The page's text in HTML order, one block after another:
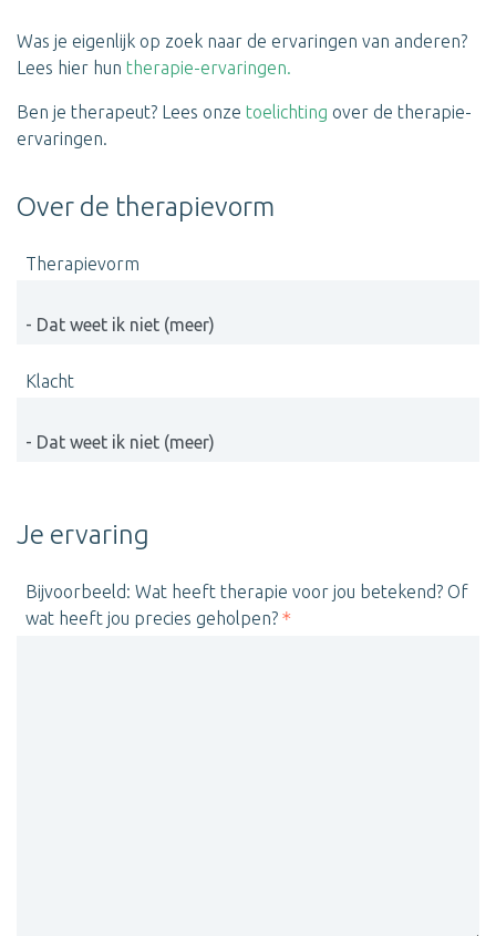
Was je eigenlijk op zoek naar de ervaringen van anderen?
Lees hier hun therapie-ervaringen.
Ben je therapeut? Lees onze toelichting over de therapie-
ervaringen.
Over de therapievorm
Therapievorm
Klacht
Je ervaring
Bijvoorbeeld: Wat heeft therapie voor jou betekend? Of
wat heeft jou precies geholpen?